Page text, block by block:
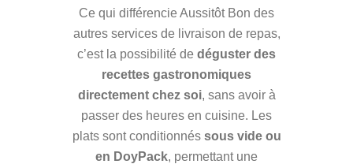
Ce qui différencie Aussitôt Bon des
autres services de livraison de repas,
c’est la possibilité de déguster des
recettes gastronomiques
directement chez soi, sans avoir à
passer des heures en cuisine. Les
plats sont conditionnés sous vide ou
en DoyPack, permettant une